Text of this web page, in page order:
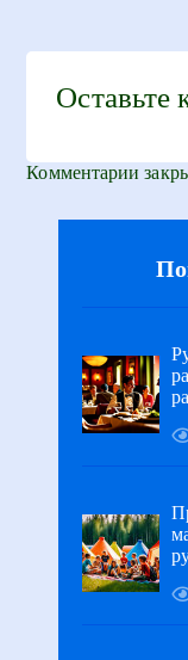
Оставьте
Комментарии